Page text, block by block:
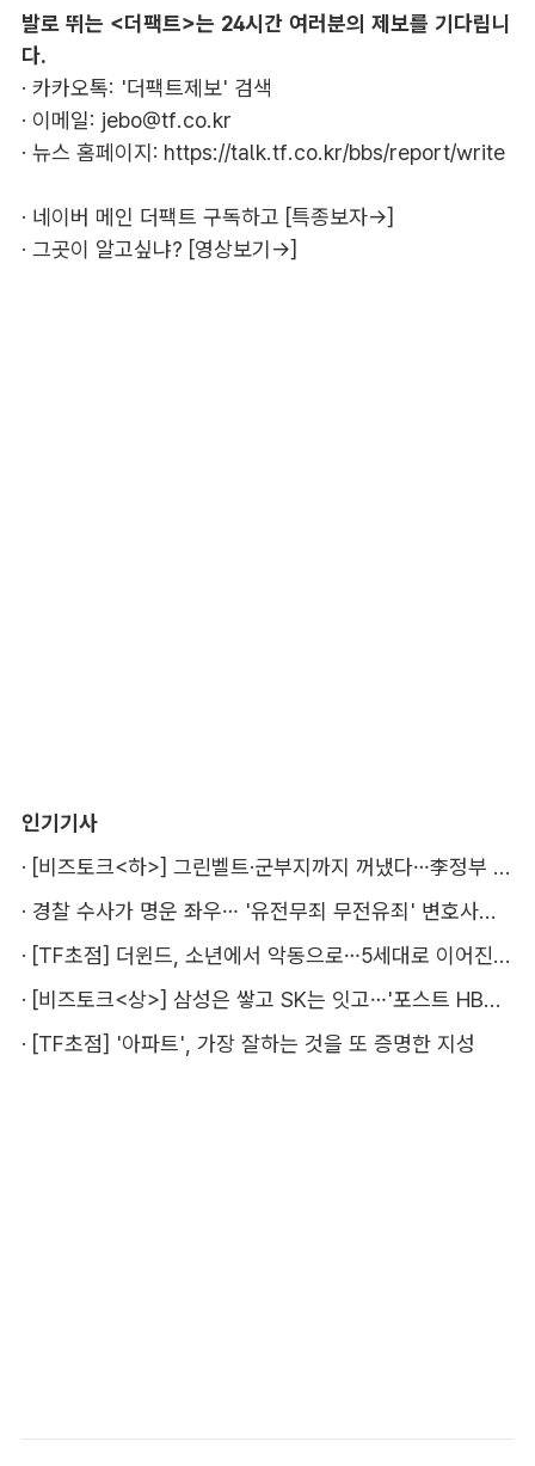
발로 뛰는 <더팩트>는 24시간 여러분의 제보를 기다립니
다.
· 카카오톡: '더팩트제보' 검색
· 이메일: jebo@tf.co.kr
· 뉴스 홈페이지: https://talk.tf.co.kr/bbs/report/write
· 네이버 메인 더팩트 구독하고 [특종보자→]
· 그곳이 알고싶냐? [영상보기→]
인기기사
·
[비즈토크<하>] 그린벨트·군부지까지 꺼냈다…李정부 '공급 속도전' 통할까
·
경찰 수사가 명운 좌우… '유전무죄 무전유죄' 변호사비 부담 우려
·
[TF초점] 더윈드, 소년에서 악동으로…5세대로 이어진 지코·박경
·
[비즈토크<상>] 삼성은 쌓고 SK는 잇고…'포스트 HBM' 주도권 누가 잡을까
· [TF초점] '아파트', 가장 잘하는 것을 또 증명한 지성